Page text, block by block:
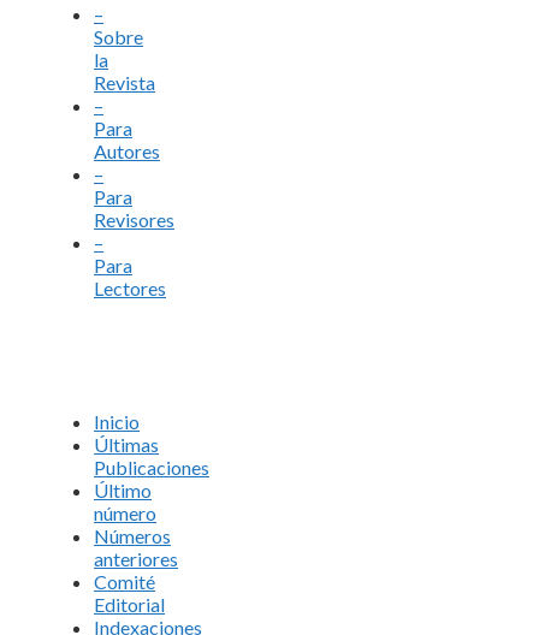
–
Sobre
la
Revista
–
Para
Autores
–
Para
Revisores
–
Para
Lectores
Inicio
Últimas
Publicaciones
Último
número
Números
anteriores
Comité
Editorial
Indexaciones